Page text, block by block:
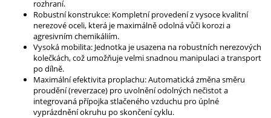
rozhraní.
Robustní konstrukce: Kompletní provedení z vysoce kvalitní
nerezové oceli, která je maximálně odolná vůči korozi a
agresivním chemikáliím.
Vysoká mobilita: Jednotka je usazena na robustních nerezových
kolečkách, což umožňuje velmi snadnou manipulaci a transport
po dílně.
Maximální efektivita proplachu: Automatická změna směru
proudění (reverzace) pro uvolnění odolných nečistot a
integrovaná přípojka stlačeného vzduchu pro úplné
vyprázdnění okruhu po skončení cyklu.